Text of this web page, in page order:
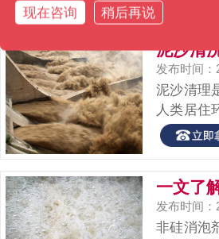
市场需求
量要求除
保。...
发布时间：
泥沙清理
人类居住
量的一项
菌滋生，
泥沙入库
时清洗则
沙清...
发布时间：
非硅消泡
现在咨询 稍后再说